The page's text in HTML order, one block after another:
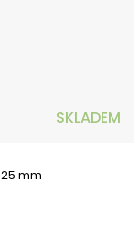
SKLADEM
25 mm